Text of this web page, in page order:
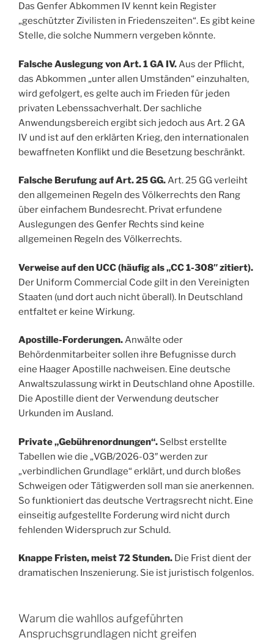
Das Genfer Abkommen IV kennt kein Register
„geschützter Zivilisten in Friedenszeiten“. Es gibt keine
Stelle, die solche Nummern vergeben könnte.
Falsche Auslegung von Art. 1 GA IV.Aus der Pflicht,
das Abkommen „unter allen Umständen“ einzuhalten,
wird gefolgert, es gelte auch im Frieden für jeden
privaten Lebenssachverhalt. Der sachliche
Anwendungsbereich ergibt sich jedoch aus Art. 2 GA
IV und ist auf den erklärten Krieg, den internationalen
bewaffneten Konflikt und die Besetzung beschränkt.
Falsche Berufung auf Art. 25 GG.Art. 25 GG verleiht
den allgemeinen Regeln des Völkerrechts den Rang
über einfachem Bundesrecht. Privat erfundene
Auslegungen des Genfer Rechts sind keine
allgemeinen Regeln des Völkerrechts.
Verweise auf den UCC (häufig als „CC 1-308″ zitiert).
Der Uniform Commercial Code gilt in den Vereinigten
Staaten (und dort auch nicht überall). In Deutschland
entfaltet er keine Wirkung.
Apostille-Forderungen.Anwälte oder
Behördenmitarbeiter sollen ihre Befugnisse durch
eine Haager Apostille nachweisen. Eine deutsche
Anwaltszulassung wirkt in Deutschland ohne Apostille.
Die Apostille dient der Verwendung deutscher
Urkunden im Ausland.
Private „Gebührenordnungen“. Selbst erstellte
Tabellen wie die „VGB/2026-03″ werden zur
„verbindlichen Grundlage“ erklärt, und durch bloßes
Schweigen oder Tätigwerden soll man sie anerkennen.
So funktioniert das deutsche Vertragsrecht nicht. Eine
einseitig aufgestellte Forderung wird nicht durch
fehlenden Widerspruch zur Schuld.
Knappe Fristen, meist 72 Stunden. Die Frist dient der
dramatischen Inszenierung. Sie ist juristisch folgenlos.
Warum die wahllos aufgeführten
Anspruchsgrundlagen nicht greifen